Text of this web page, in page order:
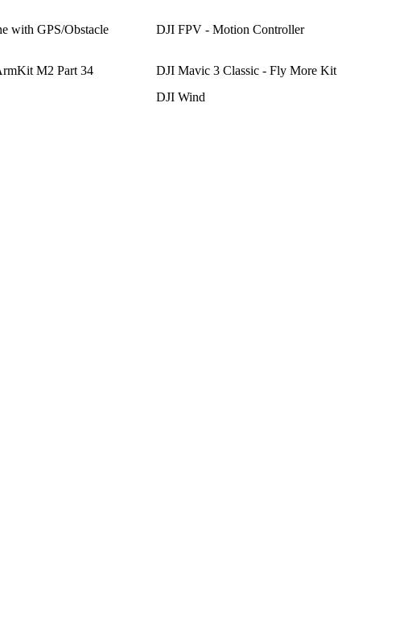
with GPS/Obstacle
DJI FPV - Motion Controller
M2 Part 34
DJI Mavic 3 Classic - Fly More Kit
DJI Wind